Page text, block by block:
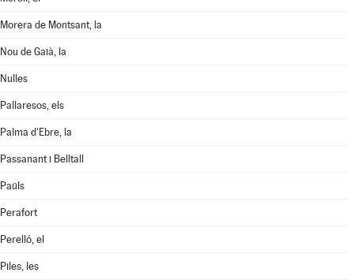
Morera de Montsant, la
Nou de Gaià, la
Nulles
Pallaresos, els
Palma d'Ebre, la
Passanant i Belltall
Paüls
Perafort
Perelló, el
Piles, les